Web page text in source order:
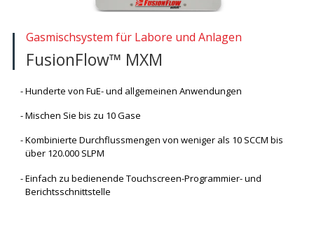
Gasmischsystem für Labore und Anlagen
FusionFlow™ MXM
Hunderte von FuE- und allgemeinen Anwendungen
Mischen Sie bis zu 10 Gase
Kombinierte Durchflussmengen von weniger als 10 SCCM bis
über 120.000 SLPM
Einfach zu bedienende Touchscreen-Programmier- und
Berichtsschnittstelle